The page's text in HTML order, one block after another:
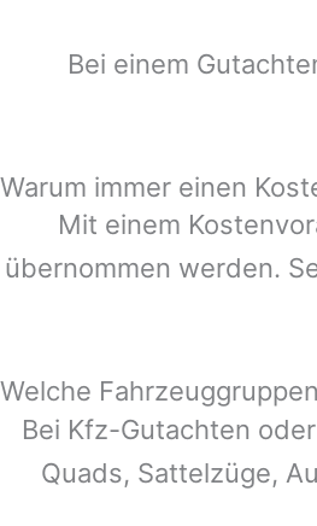
Bei einem
Warum immer einen
Mit einem
übernommen werden.
Welche
Bei Kfz-Gutachten
Quads, Sattelzüge,